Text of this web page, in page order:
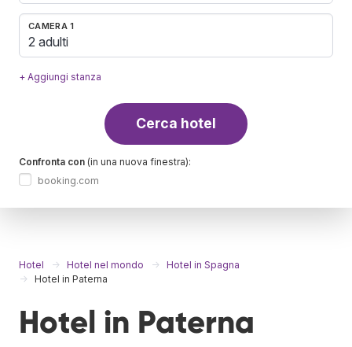
CAMERA 1
2 adulti
+ Aggiungi stanza
Cerca hotel
Confronta con (in una nuova finestra):
booking.com
Hotel Hotel nel mondo
Hotel in Spagna
Hotel in Paterna
Hotel in Paterna